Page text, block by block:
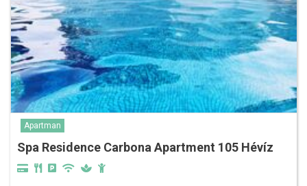
Apartman
Spa Residence Carbona Apartment 105 Hévíz